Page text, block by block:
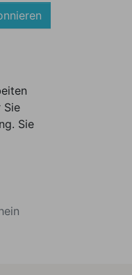
Sie
Sie